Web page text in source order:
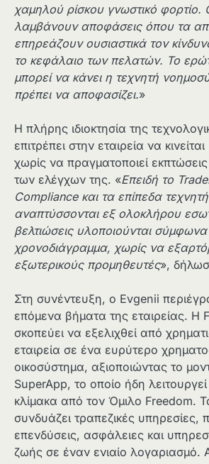
χαμηλού ρίσκου γνωστικό φορτίο.
λαμβάνουν αποφάσεις όπου τα
επηρεάζουν ουσιαστικά τον
το κεφάλαιο των πελατών. Το
μπορεί να κάνει η τεχνητή
πρέπει να αποφασίζει.»
Η πλήρης ιδιοκτησία της
επιτρέπει στην εταιρεία να
χωρίς να πραγματοποιεί
των ελέγχων της. «Επειδή το
Compliance και τα επίπεδα
αναπτύσσονται εξ ολοκλήρου
βελτιώσεις υλοποιούνται
χρονοδιάγραμμα, χωρίς να
εξωτερικούς προμηθευτές»,
Στη συνέντευξη, ο Evgenii
επόμενα βήματα της εταιρείας. Η
σκοπεύει να εξελιχθεί από
εταιρεία σε ένα ευρύτερο
οικοσύστημα, αξιοποιώντας το
SuperApp, το οποίο ήδη
κλίμακα από τον Όμιλο Freedom.
συνδυάζει τραπεζικές υπηρεσίες,
επενδύσεις, ασφάλειες και
ζωής σε έναν ενιαίο λογαριασμό.